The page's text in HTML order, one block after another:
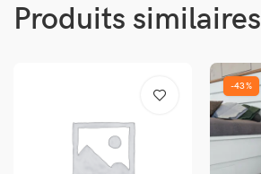
Produits similaires
-43%